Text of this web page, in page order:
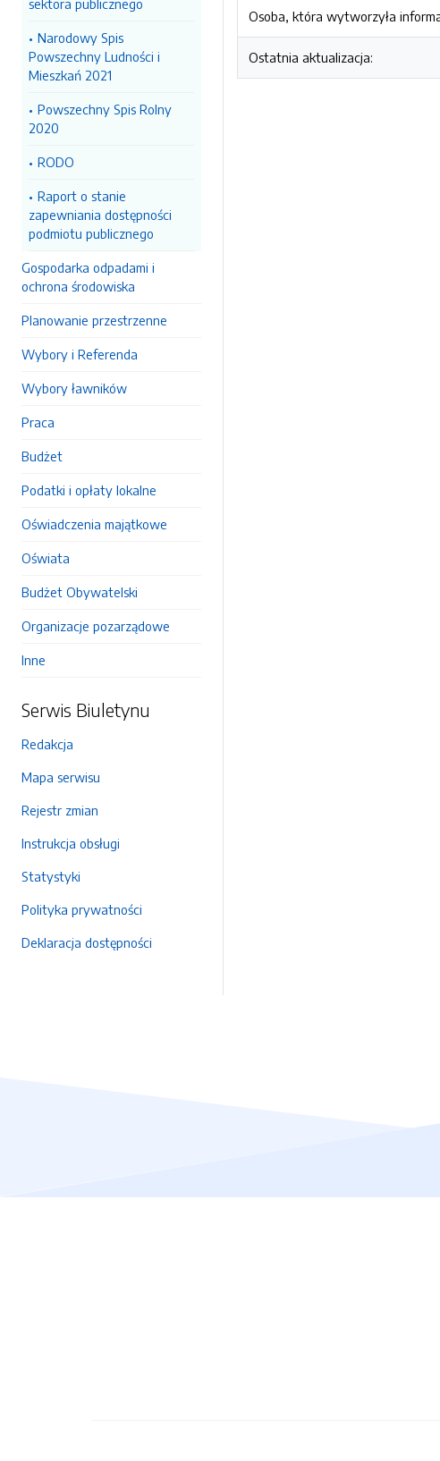
sektora publicznego
Narodowy Spis
Powszechny Ludności i
Mieszkań 2021
Powszechny Spis Rolny
2020
RODO
Raport o stanie
zapewniania dostępności
podmiotu publicznego
Gospodarka odpadami i
ochrona środowiska
Planowanie przestrzenne
Wybory i Referenda
Wybory ławników
Praca
Budżet
Podatki i opłaty lokalne
Oświadczenia majątkowe
Oświata
Budżet Obywatelski
Organizacje pozarządowe
Inne
Serwis Biuletynu
Redakcja
Mapa serwisu
Rejestr zmian
Instrukcja obsługi
Statystyki
Polityka prywatności
Deklaracja dostępności
Osoba, która wytworzyła
Ostatnia aktualizacja: